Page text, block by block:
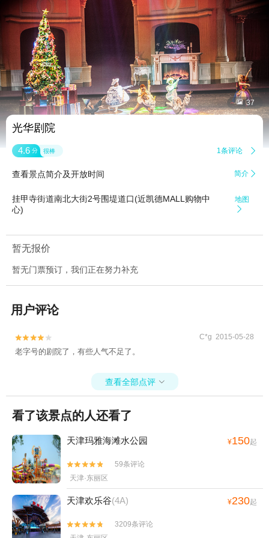
 37
光华剧院
4.6 分 很棒 1条评论 
查看景点简介及开放时间 简介 
挂甲寺街道南北大街2号围堤道口(近凯德MALL购物中
心)
地图

暂无报价
暂无门票预订，我们正在努力补充
用户评论

 C*g 2015-05-28
老字号的剧院了，有些人气不足了。
查看全部点评 
看了该景点的人还看了
天津玛雅海滩水公园 ¥150起


59条评论
天津·东丽区
天津欢乐谷(4A) ¥230起


3209条评论
